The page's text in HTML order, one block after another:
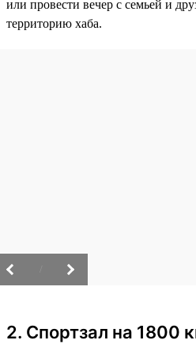
или провести вечер с семьей и
территорию хаба.
2. Спортзал на 1800